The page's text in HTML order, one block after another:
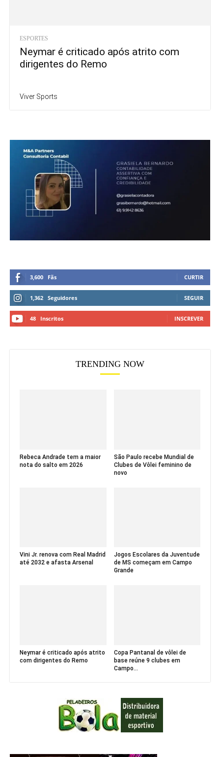
ESPORTES
Neymar é criticado após atrito com
dirigentes do Remo
Viver Sports
3,600 Fãs CURTIR
1,362 Seguidores SEGUIR
48 Inscritos INSCREVER
TRENDING NOW
Rebeca Andrade tem a maior
nota do salto em 2026
São Paulo recebe Mundial de
Clubes de Vôlei feminino de
novo
Vini Jr. renova com Real Madrid
até 2032 e afasta Arsenal
Jogos Escolares da Juventude
de MS começam em Campo
Grande
Neymar é criticado após atrito
com dirigentes do Remo
Copa Pantanal de vôlei de
base reúne 9 clubes em
Campo...